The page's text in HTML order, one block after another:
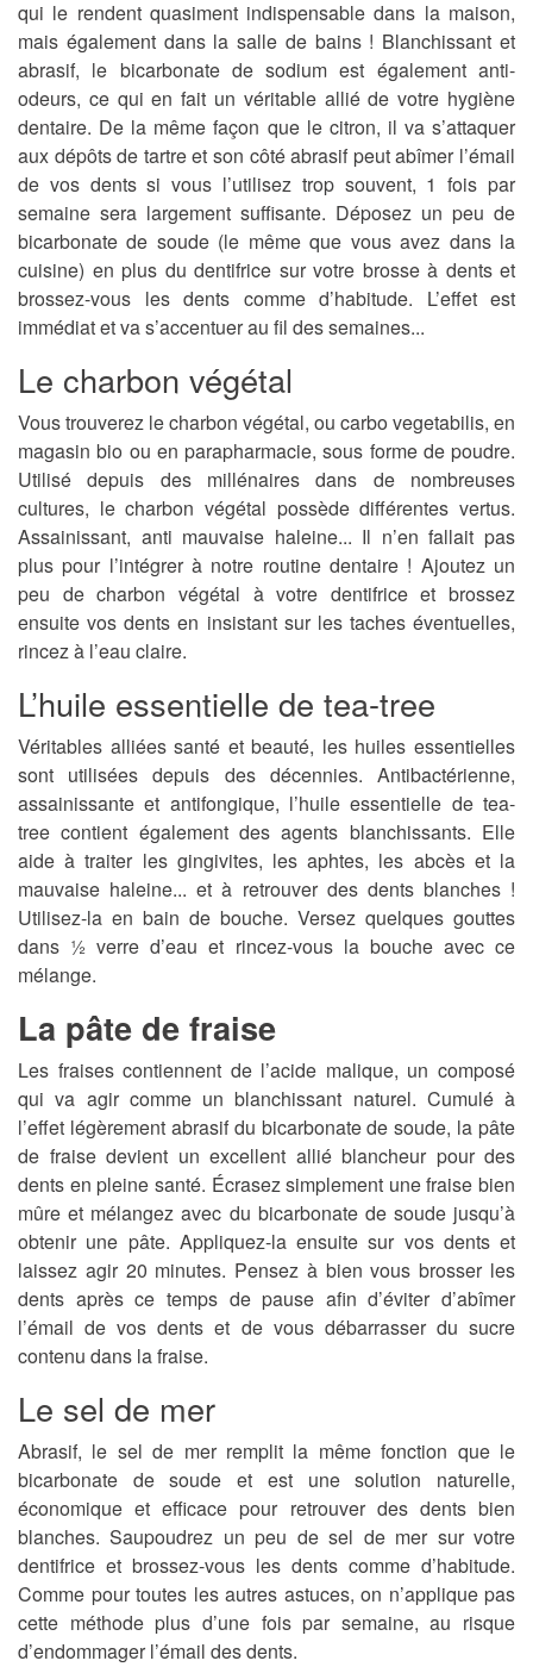
qui le rendent quasiment indispensable dans la maison,
mais également dans la salle de bains ! Blanchissant et
abrasif, le bicarbonate de sodium est également anti-
odeurs, ce qui en fait un véritable allié de votre hygiène
dentaire. De la même façon que le citron, il va s’attaquer
aux dépôts de tartre et son côté abrasif peut abîmer l’émail
de vos dents si vous l’utilisez trop souvent, 1 fois par
semaine sera largement suffisante. Déposez un peu de
bicarbonate de soude (le même que vous avez dans la
cuisine) en plus du dentifrice sur votre brosse à dents et
brossez-vous les dents comme d’habitude. L’effet est
immédiat et va s’accentuer au fil des semaines...
Le charbon végétal
Vous trouverez le charbon végétal, ou carbo vegetabilis, en
magasin bio ou en parapharmacie, sous forme de poudre.
Utilisé depuis des millénaires dans de nombreuses
cultures, le charbon végétal possède différentes vertus.
Assainissant, anti mauvaise haleine... Il n’en fallait pas
plus pour l’intégrer à notre routine dentaire ! Ajoutez un
peu de charbon végétal à votre dentifrice et brossez
ensuite vos dents en insistant sur les taches éventuelles,
rincez à l’eau claire.
L’huile essentielle de tea-tree
Véritables alliées santé et beauté, les huiles essentielles
sont utilisées depuis des décennies. Antibactérienne,
assainissante et antifongique, l’huile essentielle de tea-
tree contient également des agents blanchissants. Elle
aide à traiter les gingivites, les aphtes, les abcès et la
mauvaise haleine... et à retrouver des dents blanches !
Utilisez-la en bain de bouche. Versez quelques gouttes
dans ½ verre d’eau et rincez-vous la bouche avec ce
mélange.
La pâte de fraise
Les fraises contiennent de l’acide malique, un composé
qui va agir comme un blanchissant naturel. Cumulé à
l’effet légèrement abrasif du bicarbonate de soude, la pâte
de fraise devient un excellent allié blancheur pour des
dents en pleine santé. Écrasez simplement une fraise bien
mûre et mélangez avec du bicarbonate de soude jusqu’à
obtenir une pâte. Appliquez-la ensuite sur vos dents et
laissez agir 20 minutes. Pensez à bien vous brosser les
dents après ce temps de pause afin d’éviter d’abîmer
l’émail de vos dents et de vous débarrasser du sucre
contenu dans la fraise.
Le sel de mer
Abrasif, le sel de mer remplit la même fonction que le
bicarbonate de soude et est une solution naturelle,
économique et efficace pour retrouver des dents bien
blanches. Saupoudrez un peu de sel de mer sur votre
dentifrice et brossez-vous les dents comme d’habitude.
Comme pour toutes les autres astuces, on n’applique pas
cette méthode plus d’une fois par semaine, au risque
d’endommager l’émail des dents.